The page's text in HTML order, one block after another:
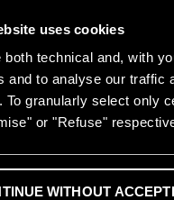
uses cookies
both technical and, with
and to analyse our traffic
To granularly select only
or "Refuse"
WITHOUT